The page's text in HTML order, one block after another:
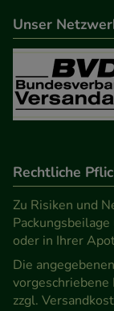
Medien
Unser
Rechtliche
Zu Risiken und
oder in Ihrer
Die
zzgl.